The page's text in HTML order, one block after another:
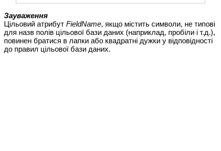
Зауваження
Цільовий атрибут FieldName, якщо містить символи, не типові
для назв полів цільової бази даних (наприклад, пробіли і т.д.),
повинен братися в лапки або квадратні дужки у відповідності
до правил цільової бази даних.